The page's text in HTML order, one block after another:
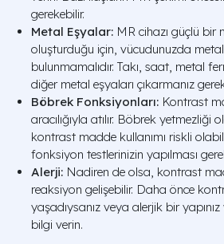
gerekebilir.
Metal Eşyalar: MR cihazı güçlü bir
oluşturduğu için, vücudunuzda
bulunmamalıdır. Takı, saat, metal
diğer metal eşyaları çıkarmanız
Böbrek Fonksiyonları: Kontrast
aracılığıyla atılır. Böbrek yetmezliği
kontrast madde kullanımı riskli
fonksiyon testlerinizin yapılması
Alerji: Nadiren de olsa, kontrast
reaksiyon gelişebilir. Daha önce
yaşadıysanız veya alerjik bir
bilgi verin.